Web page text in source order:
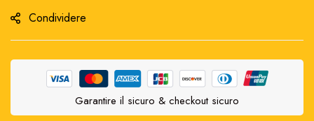
Condividere
Garantire il sicuro & checkout sicuro